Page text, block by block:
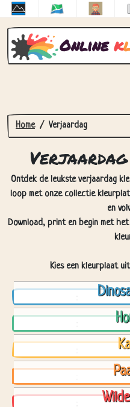
Online k
Home Verjaardag
Verjaardag
Ontdek de leukste verjaardag
loop met onze collectie
en
Download, print en begin met
Kies een kleurplaat